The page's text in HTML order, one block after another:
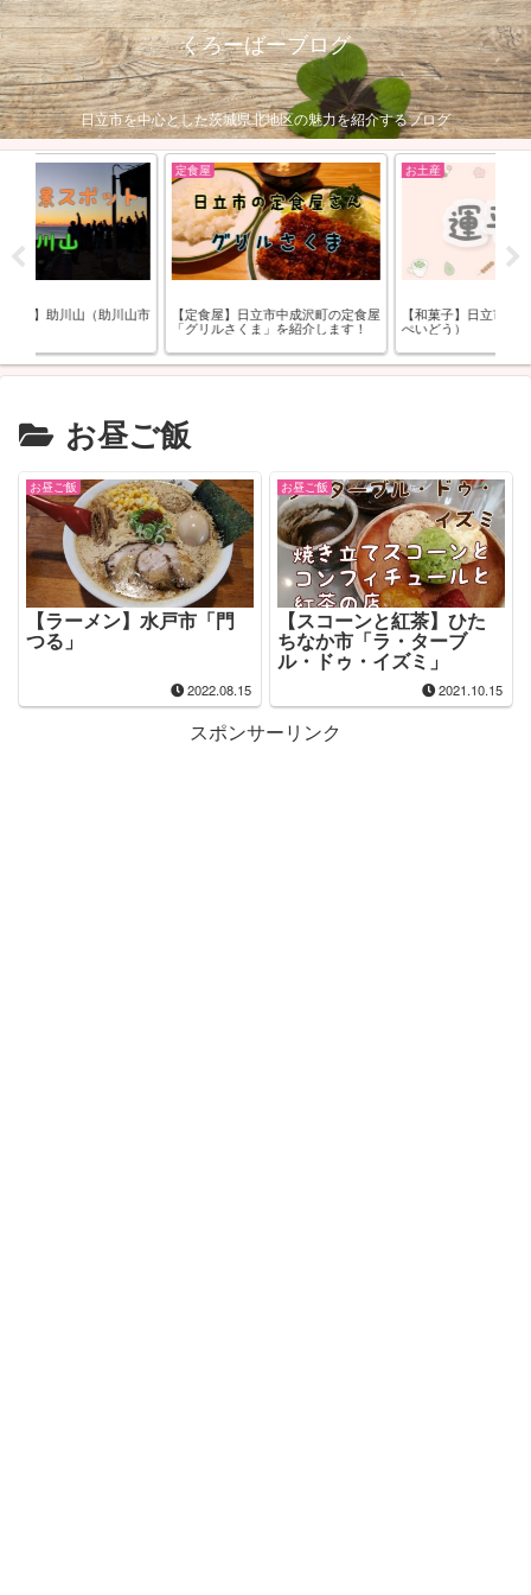
くろーばーブログ
日立市を中心とした茨城県北地区の魅力を紹介するブログ
川山市 【定食屋】日立市中成沢町の定食屋
「グリルさくま」を紹介します！
お土産
【和菓子】日立市「運平堂」（うん
ぺいどう）
お昼ご飯
お昼ご飯
【ラーメン】水戸市「門
つる」
2022.08.15
お昼ご飯
【スコーンと紅茶】ひた
ちなか市「ラ・ターブ
ル・ドゥ・イズミ」
2021.10.15
スポンサーリンク